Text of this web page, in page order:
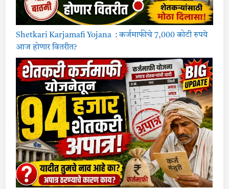
Shetkari Karjamafi Yojana : कर्जमाफीचे 7,000 कोटी रुपये
आज होणार वितरीत?